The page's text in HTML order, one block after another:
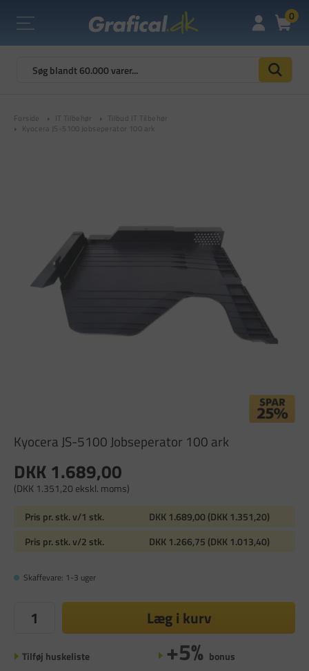
0
Forside IT Tilbehør
Tilbud IT Tilbehør
Kyocera JS-5100 Jobseperator 100 ark
Kyocera JS-5100 Jobseperator 100 ark
DKK 1.689,00
(DKK 1.351,20 ekskl. moms)
Pris pr. stk. v/1 stk.
DKK 1.689,00 (DKK 1.351,20)
Pris pr. stk. v/2 stk.
DKK 1.266,75 (DKK 1.013,40)
Skaffevare: 1-3 uger
Læg i kurv
Tilføj huskeliste +5% bonus